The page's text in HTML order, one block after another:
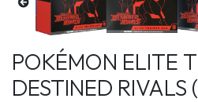
POKÉMON ELITE
DESTINED RIVALS